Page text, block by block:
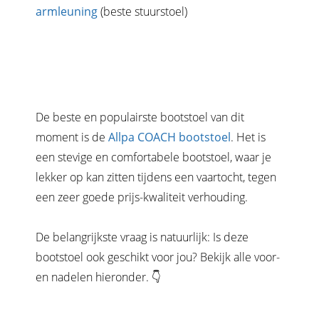
armleuning(beste stuurstoel)
De beste en populairste bootstoel van dit
moment is de Allpa COACH bootstoel. Het is
een stevige en comfortabele bootstoel, waar je
lekker op kan zitten tijdens een vaartocht, tegen
een zeer goede prijs-kwaliteit verhouding.
De belangrijkste vraag is natuurlijk: Is deze
bootstoel ook geschikt voor jou? Bekijk alle voor-
en nadelen hieronder. 👇